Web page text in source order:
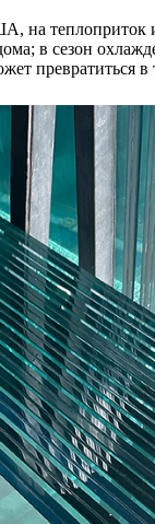
теплоприток
в сезон
превратиться